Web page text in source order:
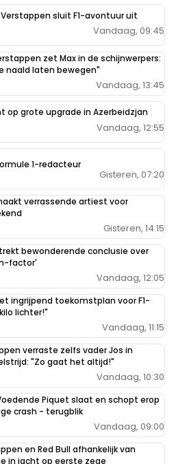
sluit F1-avontuur uit
Vandaag, 09:45
zet Max in de schijnwerpers:
naald laten bewegen"
Vandaag, 13:45
op grote upgrade in Azerbeidzjan
Vandaag, 12:55
1-redacteur
Gisteren, 07:20
verrassende artiest voor
Gisteren, 14:15
bewonderende conclusie over
factor'
Vandaag, 12:05
ingrijpend toekomstplan voor F1-
lichter!"
Vandaag, 11:15
verraste zelfs vader Jos in
"Zo gaat het altijd!"
Vandaag, 10:30
Piquet slaat en schopt erop
crash - terugblik
Vandaag, 09:00
en Red Bull afhankelijk van
in jacht op eerste zege